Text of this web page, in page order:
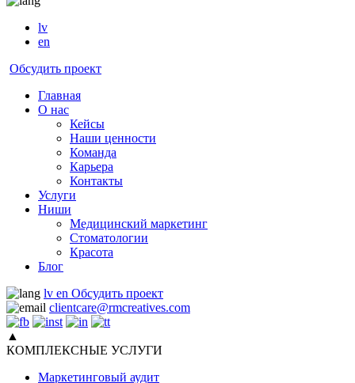
lv
en
Обсудить проект
Главная
О нас
Кейсы
Наши ценности
Команда
Карьера
Контакты
Услуги
Ниши
Медицинский маркетинг
Стоматологии
Красота
Блог
lv en Обсудить проект
clientcare@rmcreatives.com
▲
КОМПЛЕКСНЫЕ УСЛУГИ
Маркетинговый аудит